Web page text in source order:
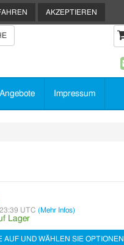
Impressum
UTC (Mehr Infos)
Lager
AUF UND WÄHLEN SIE OPTIONEN
AKZEPTIEREN